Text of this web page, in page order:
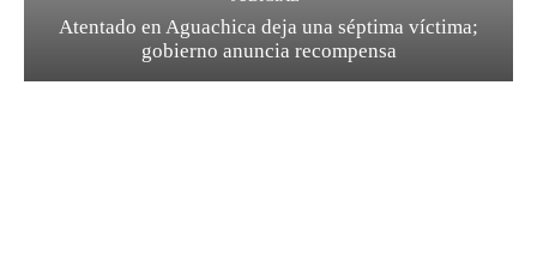
Atentado en Aguachica deja una séptima víctima;
gobierno anuncia recompensa